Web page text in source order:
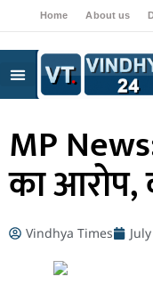
Home About us
MP
का
Vindhya Times